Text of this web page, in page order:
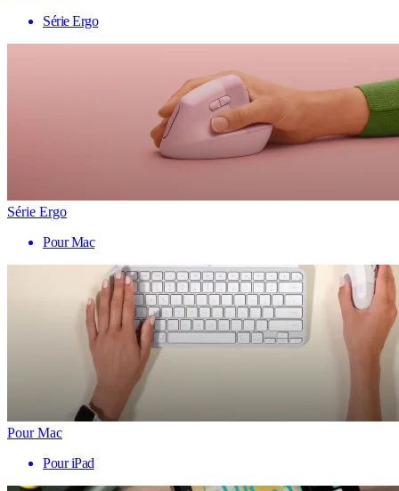
Série Ergo
Série Ergo
Pour Mac
Pour Mac
Pour iPad